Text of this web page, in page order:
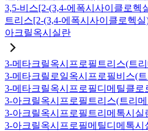
3,5-비스[2-(3,4-에폭시사이클로헥
트리스[2-(3,4-에폭시사이클로헥
아크릴옥시실란
3-메타크릴옥시프로필트리스(트
3-메타크릴로일옥시프로필비스(
3-메타크릴옥시프로필디메틸클로
3-아크릴옥시프로필트리스(트리
3-아크릴옥시프로필트리메톡시실
3-아크릴옥시프로필메틸디메톡시